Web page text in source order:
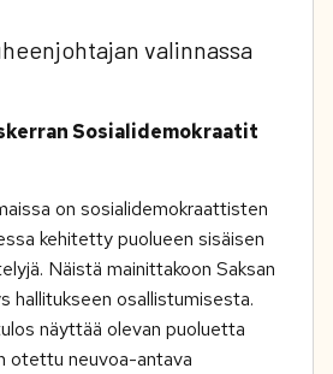
valinnassa
Sosialidemokraatit
on sosialidemokraattisten
kehitetty puolueen sisäisen
Näistä mainittakoon Saksan
hallitukseen osallistumisesta.
näyttää olevan puoluetta
otettu neuvoa-antava